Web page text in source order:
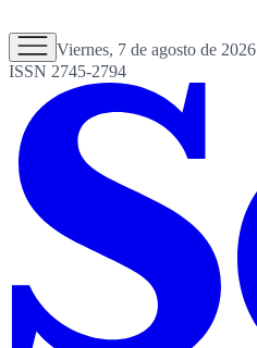
Viernes, 7 de agosto de 2026
ISSN 2745-2794